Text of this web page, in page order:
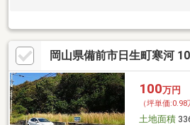
岡山県備前市日生町寒河
100万円
（坪単価:0.98
土地面積